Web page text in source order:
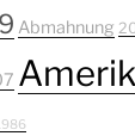
Abmahnung